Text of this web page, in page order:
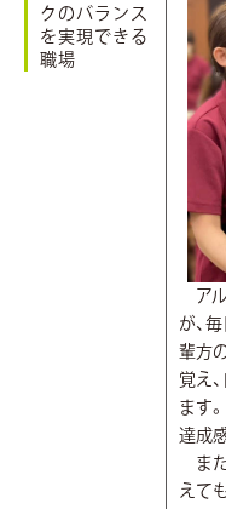
クのバランス
を実現できる
職場
アル
が、
輩方
覚え
ます
達成
また
えて